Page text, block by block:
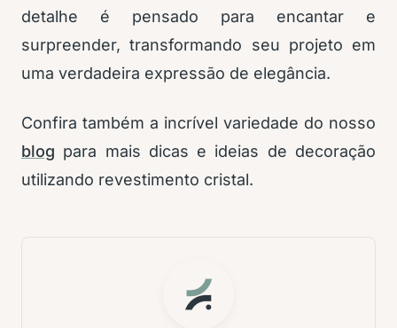
detalhe é pensado para encantar e
surpreender, transformando seu projeto em
uma verdadeira expressão de elegância.
Confira também a incrível variedade do nosso
blog para mais dicas e ideias de decoração
utilizando revestimento cristal.